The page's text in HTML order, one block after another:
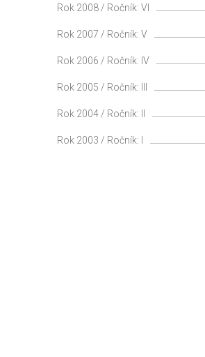
Rok 2008 / Ročník: VI
Rok 2007 / Ročník: V
Rok 2006 / Ročník: IV
Rok 2005 / Ročník: III
Rok 2004 / Ročník: II
Rok 2003 / Ročník: I